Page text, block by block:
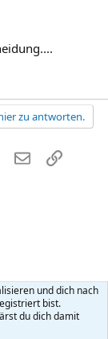
zu antworten.
WhatsApp
E-MailLink
Hilfe
R
und dich nach
bist.
du dich damit